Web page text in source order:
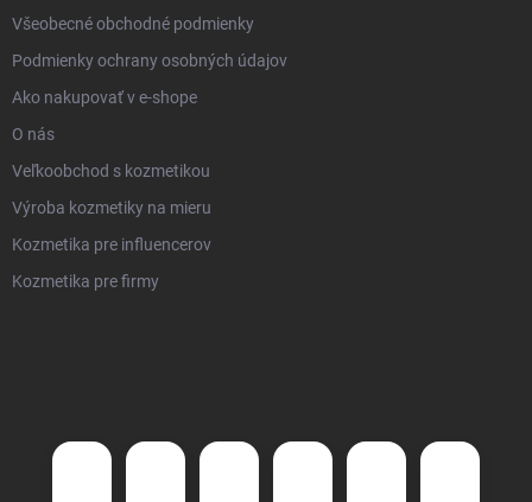
Všeobecné obchodné podmienky
Podmienky ochrany osobných údajov
Ako nakupovať v e-shope
O nás
Veľkoobchod s kozmetikou
Výroba kozmetiky na mieru
Kozmetika pre influencerov
Kozmetika pre firmy